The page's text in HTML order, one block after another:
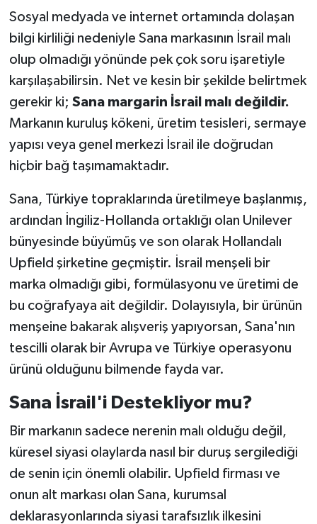
Sosyal medyada ve internet ortamında dolaşan
bilgi kirliliği nedeniyle Sana markasının İsrail malı
olup olmadığı yönünde pek çok soru işaretiyle
karşılaşabilirsin. Net ve kesin bir şekilde belirtmek
gerekir ki; Sana margarin İsrail malı değildir.
Markanın kuruluş kökeni, üretim tesisleri, sermaye
yapısı veya genel merkezi İsrail ile doğrudan
hiçbir bağ taşımamaktadır.
Sana, Türkiye topraklarında üretilmeye başlanmış,
ardından İngiliz-Hollanda ortaklığı olan Unilever
bünyesinde büyümüş ve son olarak Hollandalı
Upfield şirketine geçmiştir. İsrail menşeli bir
marka olmadığı gibi, formülasyonu ve üretimi de
bu coğrafyaya ait değildir. Dolayısıyla, bir ürünün
menşeine bakarak alışveriş yapıyorsan, Sana'nın
tescilli olarak bir Avrupa ve Türkiye operasyonu
ürünü olduğunu bilmende fayda var.
Sana İsrail'i Destekliyor mu?
Bir markanın sadece nerenin malı olduğu değil,
küresel siyasi olaylarda nasıl bir duruş sergilediği
de senin için önemli olabilir. Upfield firması ve
onun alt markası olan Sana, kurumsal
deklarasyonlarında siyasi tarafsızlık ilkesini